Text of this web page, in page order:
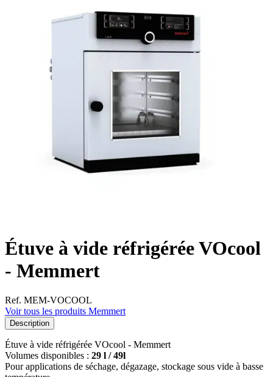
Étuve à vide réfrigérée VOcool
- Memmert
Ref. MEM-VOCOOL
Voir tous les produits Memmert
Description
Étuve à vide réfrigérée VOcool - Memmert
Volumes disponibles : 29 l / 49l
Pour applications de séchage, dégazage, stockage sous vide à basse